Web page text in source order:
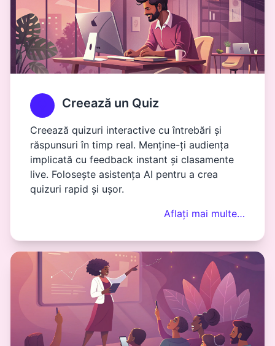
Creează un Quiz
Creează quizuri interactive cu întrebări și
răspunsuri în timp real. Menține-ți audiența
implicată cu feedback instant și clasamente
live. Folosește asistența AI pentru a crea
quizuri rapid și ușor.
Aflați mai multe…